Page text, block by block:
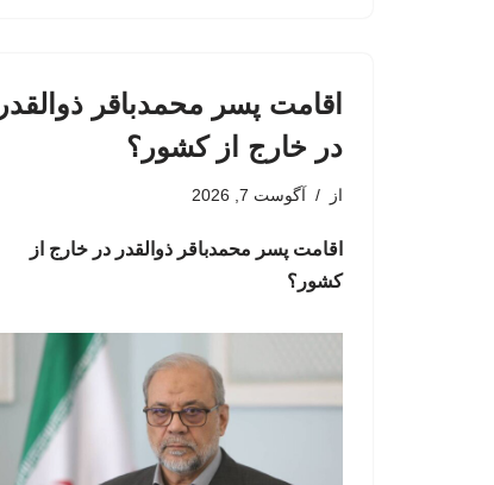
اقامت پسر محمدباقر ذوالقدر
در خارج از کشور؟
از آگوست 7, 2026
اقامت پسر محمدباقر ذوالقدر در خارج از
کشور؟